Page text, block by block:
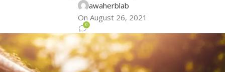
awaherblab
On August 26, 2021
0